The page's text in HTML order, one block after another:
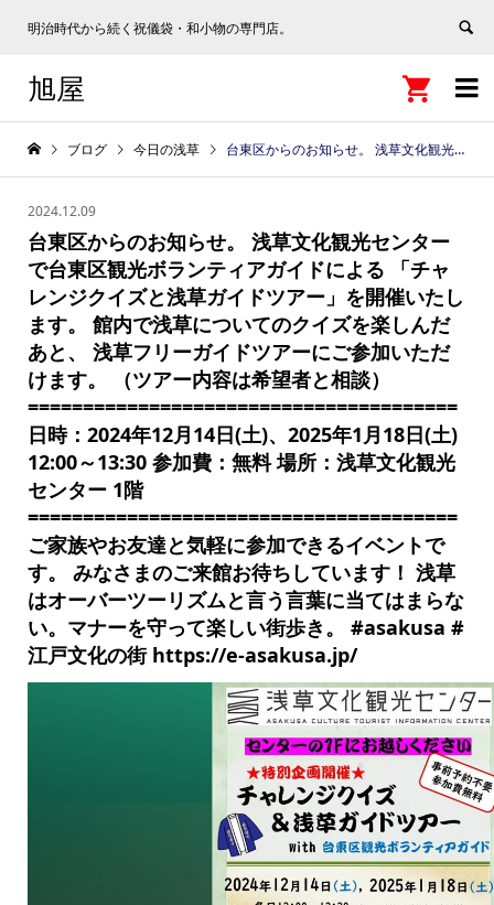
明治時代から続く祝儀袋・和小物の専門店。

旭屋 
ブログ 今日の浅草 台東区からのお知らせ。 浅草文化観光センターで台東区観光ボランティアガイドによる 「チャレンジクイズと浅草ガイドツアー」を開催いたします。 館内で浅草についてのクイズを楽しんだあと、 浅草フリーガイドツアーにご参加いただけます。 （ツアー内容は希望者と相談） ======================================= 日時：2024年12月14日(土)、2025年1月18日(土) 12:00～13:30 参加費：無料 場所：浅草文化観光センター 1階 ======================================= ご家族やお友達と気軽に参加できるイベントです。 みなさまのご来館お待ちしています！ 浅草はオーバーツーリズムと言う言葉に当てはまらない。マナーを守って楽しい街歩き。 #asakusa #江戸文化の街 https://e-asakusa.jp/
2024.12.09
台東区からのお知らせ。 浅草文化観光センター
で台東区観光ボランティアガイドによる 「チャ
レンジクイズと浅草ガイドツアー」を開催いたし
ます。 館内で浅草についてのクイズを楽しんだ
あと、 浅草フリーガイドツアーにご参加いただ
けます。 （ツアー内容は希望者と相談）
=======================================
日時：2024年12月14日(土)、2025年1月18日(土)
12:00～13:30 参加費：無料 場所：浅草文化観光
センター 1階
=======================================
ご家族やお友達と気軽に参加できるイベントで
す。 みなさまのご来館お待ちしています！ 浅草
はオーバーツーリズムと言う言葉に当てはまらな
い。マナーを守って楽しい街歩き。 #asakusa #
江戸文化の街 https://e-asakusa.jp/